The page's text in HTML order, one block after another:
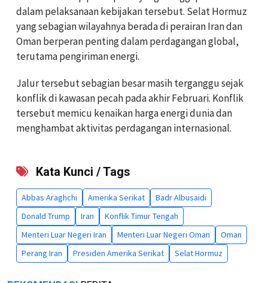
dalam pelaksanaan kebijakan tersebut. Selat Hormuz
yang sebagian wilayahnya berada di perairan Iran dan
Oman berperan penting dalam perdagangan global,
terutama pengiriman energi.
Jalur tersebut sebagian besar masih terganggu sejak
konflik di kawasan pecah pada akhir Februari. Konflik
tersebut memicu kenaikan harga energi dunia dan
menghambat aktivitas perdagangan internasional.
Kata Kunci / Tags
Abbas Araghchi Amerika Serikat
Badr Albusaidi
Donald Trump
Iran
Konflik Timur Tengah
Menteri Luar Negeri Iran
Menteri Luar Negeri Oman
Oman
Perang Iran
Presiden Amerika Serikat Selat Hormuz